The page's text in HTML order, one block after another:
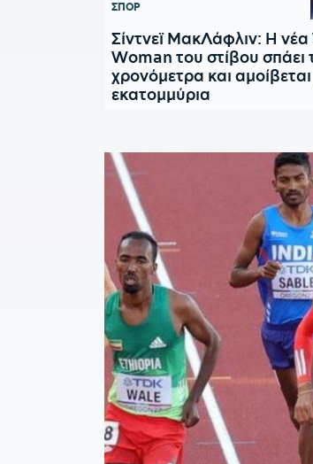
ΣΠΟΡ
Σίντνεϊ ΜακΛάφλιν: Η
Woman του στίβου σπάει
χρονόμετρα και
εκατομμύρια